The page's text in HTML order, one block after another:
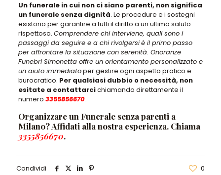
Un funerale in cui non ci siano parenti, non significa
un funerale senza dignità. Le procedure e i sostegni
esistono per garantire a tutti il diritto a un ultimo saluto
rispettoso. Comprendere chi interviene, quali sono i
passaggi da seguire e a chi rivolgersiè il primo passo
per affrontare la situazione con serenità. Onoranze
Funebri Simonetta offre un orientamento personalizzato e
un aiuto immediatoper gestire ogni aspetto pratico e
burocratico. Per qualsiasi dubbio o necessità, non
esitate a contattarcichiamando direttamente il
numero 3355856670.
Organizzare un Funerale senza parenti a
Milano? Affidati alla nostra esperienza. Chiama
3355856670.
Condividi 0